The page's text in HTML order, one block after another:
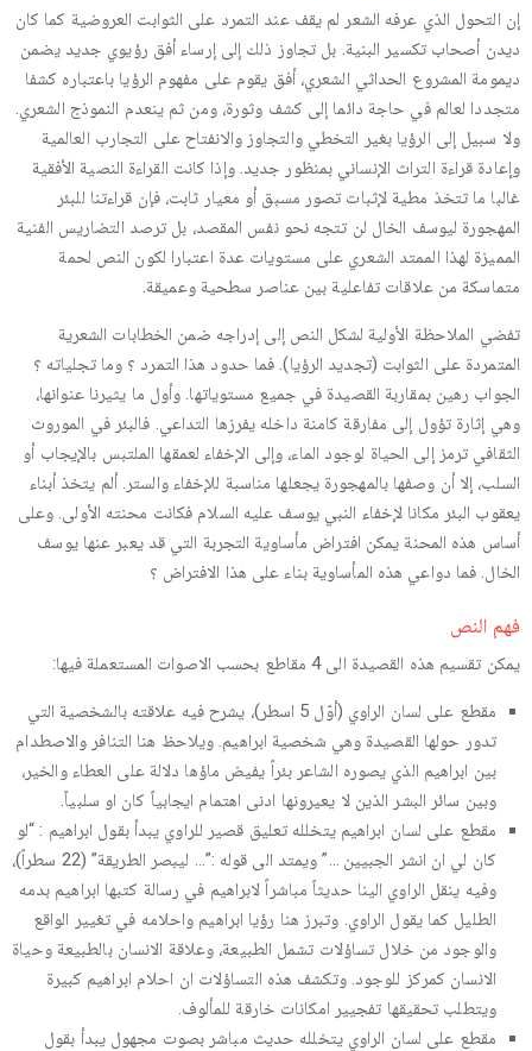
إن التحول الذي عرفه الشعر لم يقف عند التمرد على الثوابت العروضية كما كان
ديدن أصحاب تكسير البنية. بل تجاوز ذلك إلى إرساء أفق رؤيوي جديد يضمن
ديمومة المشروع الحداثي الشعري، أفق يقوم على مفهوم الرؤيا باعتباره كشفا
متجددا لعالم في حاجة دائما إلى كشف وثورة، ومن ثم ينعدم النموذج الشعري.
ولا سبيل إلى الرؤيا بغير التخطي والتجاوز والانفتاح على التجارب العالمية
وإعادة قراءة التراث الإنساني بمنظور جديد. وإذا كانت القراءة النصية الأفقية
غالبا ما تتخذ مطية لإثبات تصور مسبق أو معيار ثابت، فإن قراءتنا للبئر
المهجورة ليوسف الخال لن تتجه نحو نفس المقصد، بل ترصد التضاريس الفنية
المميزة لهذا الممتد الشعري على مستويات عدة اعتبارا لكون النص لحمة
متماسكة من علاقات تفاعلية بين عناصر سطحية وعميقة.
تفضي الملاحظة الأولية لشكل النص إلى إدراجه ضمن الخطابات الشعرية
المتمردة على الثوابت (تجديد الرؤيا). فما حدود هذا التمرد ؟ وما تجلياته ؟
الجواب رهين بمقاربة القصيدة في جميع مستوياتها. وأول ما يثيرنا عنوانها،
وهي إثارة تؤول إلى مفارقة كامنة داخله يفرزها التداعي. فالبئر في الموروث
الثقافي ترمز إلى الحياة لوجود الماء، وإلى الإخفاء لعمقها الملتبس بالإيجاب أو
السلب، إلا أن وصفها بالمهجورة يجعلها مناسبة للإخفاء والستر. ألم يتخذ أبناء
يعقوب البئر مكانا لإخفاء النبي يوسف عليه السلام فكانت محنته الأولى. وعلى
أساس هذه المحنة يمكن افتراض مأساوية التجربة التي قد يعبر عنها يوسف
الخال. فما دواعي هذه المأساوية بناء على هذا الافتراض ؟
فهم النص
يمكن تقسيم هذه القصيدة الى 4 مقاطع بحسب الاصوات المستعملة فيها:
مقطع على لسان الراوي (أوّل 5 اسطر)، يشرح فيه علاقته بالشخصية التي
تدور حولها القصيدة وهي شخصية ابراهيم. ويلاحظ هنا التنافر والاصطدام
بين ابراهيم الذي يصوره الشاعر بئراً يفيض ماؤها دلالة على العطاء والخير،
وبين سائر البشر الذين لا يعيرونها ادنى اهتمام ايجابياً كان او سلبياً.
مقطع على لسان ابراهيم يتخلله تعليق قصير للراوي يبدأ بقول ابراهيم : “لو
كان لي ان انشر الجبيين …” ويمتد الى قوله :”… ليبصر الطريقة” (22 سطراً)،
وفيه ينقل الراوي الينا حديثاً مباشراً لابراهيم في رسالة كتبها ابراهيم بدمه
الطليل كما يقول الراوي. وتبرز هنا رؤيا ابراهيم واحلامه في تغيير الواقع
والوجود من خلال تساؤلات تشمل الطبيعة، وعلاقة الانسان بالطبيعة وحياة
الانسان كمركز للوجود. وتكشف هذه التساؤلات ان احلام ابراهيم كبيرة
ويتطلب تحقيقها تفجيير امكانات خارقة للمألوف.
مقطع على لسان الراوي يتخلله حديث مباشر بصوت مجهول يبدأ بقول